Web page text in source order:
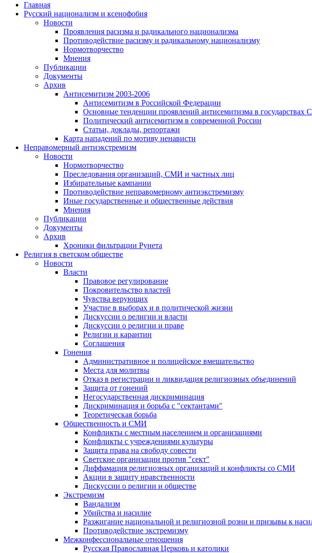
Главная
Русский национализм и ксенофобия
Новости
Проявления расизма и радикального национализма
Противодействие расизму и радикальному национализму
Нормотворчество
Мнения
Публикации
Документы
Архив
Антисемитизм 2003-2006
Антисемитизм в Российской Федерации
Основные тенденции проявлений антисемитизма в государствах
Политический антисемитизм в современной России
Статьи, доклады, репортажи
Карта нападений по мотиву ненависти
Неправомерный антиэкстремизм
Новости
Нормотворчество
Преследования организаций, СМИ и частных лиц
Избирательные кампании
Противодействие неправомерному антиэкстремизму
Иные государственные и общественные действия
Мнения
Публикации
Документы
Архив
Хроники фильтрации Рунета
Религия в светском обществе
Новости
Власти
Правовое регулирование
Покровительство властей
Чувства верующих
Участие в выборах и в политической жизни
Дискуссии о религии и власти
Дискуссии о религии и праве
Религии и карантин
Соглашения
Гонения
Административное и полицейское вмешательство
Места для молитвы
Отказ в регистрации и ликвидация религиозных объединений
Защита от гонений
Негосударственная дискриминация
Дискриминация и борьба с "сектантами"
Теоретическая борьба
Общественность и СМИ
Конфликты с местным населением и организациями
Конфликты с учреждениями культуры
Защита права на свободу совести
Светские организации против "сект"
Диффамация религиозных организаций и конфликты со СМИ
Акции в защиту нравственности
Дискуссии о религии и обществе
Экстремизм
Вандализм
Убийства и насилие
Разжигание национальной и религиозной розни и призывы к
Противодействие экстремизму
Межконфессиональные отношения
Русская Православная Церковь и католики